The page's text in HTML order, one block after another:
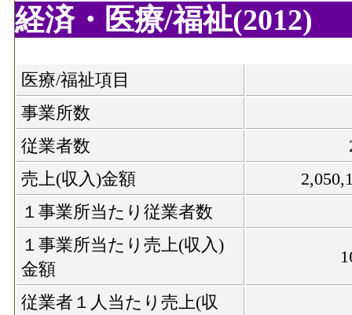
経済・医療/福祉(2012)
医療/福祉項目
事業所数
従業者数
売上(収入)金額
１事業所当たり従業者数
１事業所当たり売上(収入)
金額
従業者１人当たり売上(収